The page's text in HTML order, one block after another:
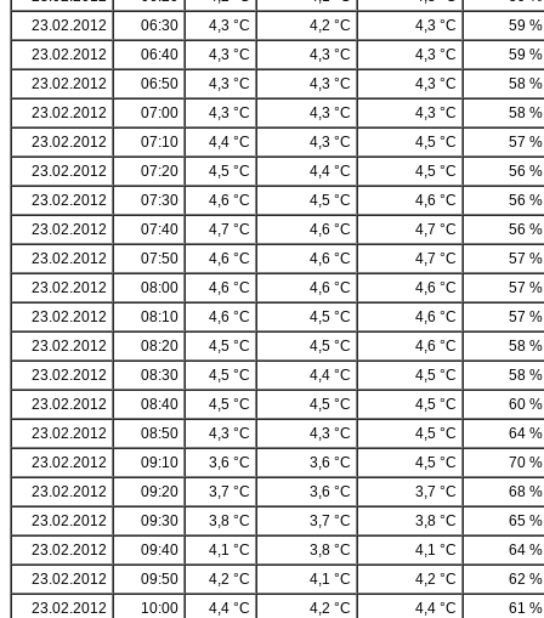
23.02.2012
06:30 4,3 °C 4,2 °C 4,3 °C
59 %
23.02.2012
06:40 4,3 °C 4,3 °C 4,3 °C
59 %
23.02.2012
06:50 4,3 °C 4,3 °C 4,3 °C
58 %
23.02.2012
07:00 4,3 °C 4,3 °C 4,3 °C
58 %
23.02.2012
07:10 4,4 °C 4,3 °C 4,5 °C
57 %
23.02.2012
07:20 4,5 °C 4,4 °C 4,5 °C
56 %
23.02.2012
07:30 4,6 °C 4,5 °C 4,6 °C
56 %
23.02.2012
07:40 4,7 °C 4,6 °C 4,7 °C
56 %
23.02.2012
07:50 4,6 °C 4,6 °C 4,7 °C
57 %
23.02.2012
08:00 4,6 °C 4,6 °C 4,6 °C
57 %
23.02.2012
08:10 4,6 °C 4,5 °C 4,6 °C
57 %
23.02.2012
08:20 4,5 °C 4,5 °C 4,6 °C
58 %
23.02.2012
08:30 4,5 °C 4,4 °C 4,5 °C
58 %
23.02.2012
08:40 4,5 °C 4,5 °C 4,5 °C
60 %
23.02.2012
08:50 4,3 °C 4,3 °C 4,5 °C
64 %
23.02.2012
09:10 3,6 °C 3,6 °C 4,5 °C
70 %
23.02.2012
09:20 3,7 °C 3,6 °C 3,7 °C
68 %
23.02.2012
09:30 3,8 °C 3,7 °C 3,8 °C
65 %
23.02.2012
09:40 4,1 °C 3,8 °C 4,1 °C
64 %
23.02.2012
09:50 4,2 °C 4,1 °C 4,2 °C
62 %
23.02.2012
10:00 4,4 °C 4,2 °C 4,4 °C
61 %